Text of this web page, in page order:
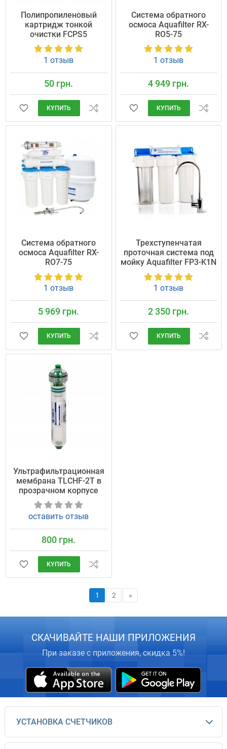
Полипропиленовый
картридж тонкой
очистки FCPS5
1 отзыв
50 грн.
КУПИТЬ
Система обратного
осмоса Aquafilter RX-
RO5-75
1 отзыв
4 949 грн.
КУПИТЬ
Система обратного
осмоса Aquafilter RX-
RO7-75
1 отзыв
5 969 грн.
КУПИТЬ
Трехступенчатая
проточная система под
мойку Aquafilter FP3-K1N
1 отзыв
2 350 грн.
КУПИТЬ
Ультрафильтрационная
мембрана TLCHF-2T в
прозрачном корпусе
оставить отзыв
800 грн.
КУПИТЬ
1 2 »
СКАЧИВАЙТЕ НАШИ ПРИЛОЖЕНИЯ
При заказе с приложения, скидка 5%!
УСТАНОВКА СЧЕТЧИКОВ